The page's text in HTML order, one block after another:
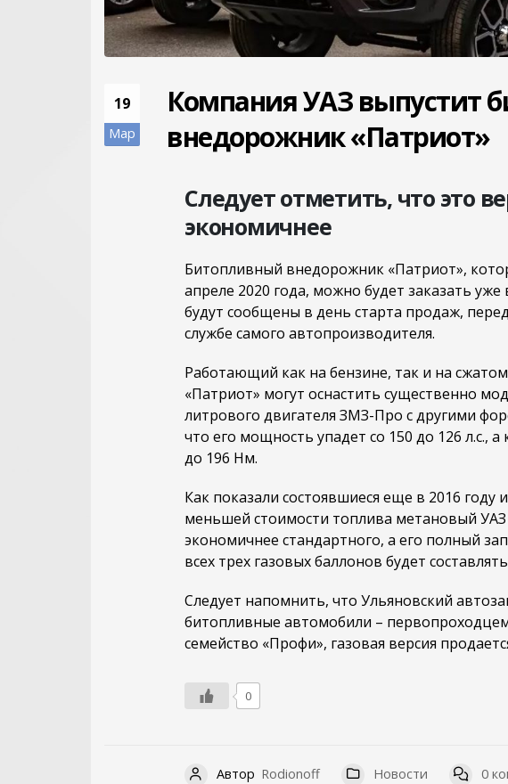
19
Мар
Компания УАЗ выпустит
внедорожник «Патриот»
Следует отметить, что это
экономичнее
Битопливный внедорожник «Патриот»,
апреле 2020 года, можно будет заказать
будут сообщены в день старта продаж,
службе самого автопроизводителя.
Работающий как на бензине, так и на
«Патриот» могут оснастить существенно
литрового двигателя ЗМЗ-Про с другими
что его мощность упадет со 150 до 126 л.с.,
до 196 Нм.
Как показали состоявшиеся еще в 2016 году
меньшей стоимости топлива метановый УАЗ
экономичнее стандартного, а его полный
всех трех газовых баллонов будет
Следует напомнить, что Ульяновский
битопливные автомобили –
семейство «Профи», газовая версия
0
Автор Rodionoff Новости
0